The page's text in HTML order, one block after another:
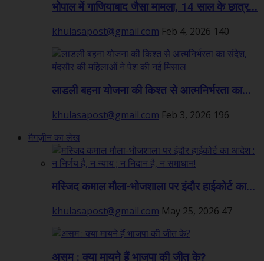
भोपाल में गाजियाबाद जैसा मामला, 14 साल के छात्र...
khulasapost@gmail.com Feb 4, 2026 140
लाडली बहना योजना की किश्त से आत्मनिर्भरता का...
khulasapost@gmail.com Feb 3, 2026 196
मैगज़ीन का लेख
मस्जिद कमाल मौला-भोजशाला पर इंदौर हाईकोर्ट का...
khulasapost@gmail.com May 25, 2026 47
असम : क्या मायने हैं भाजपा की जीत के?